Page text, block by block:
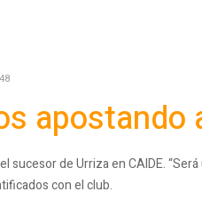
apostando
sucesor de Urriza en CAIDE.
con el club.